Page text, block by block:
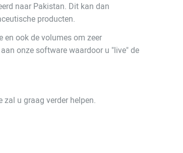
naar Pakistan. Dit kan dan
producten.
en ook de volumes om zeer
onze software waardoor u "live" de
u graag verder helpen.